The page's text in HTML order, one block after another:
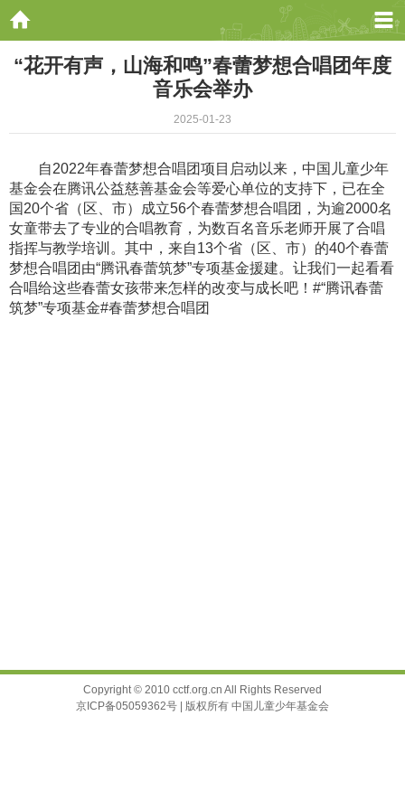
“花开有声，山海和鸣”春蕾梦想合唱团年度
音乐会举办
2025-01-23
自2022年春蕾梦想合唱团项目启动以来，中国儿童少年
基金会在腾讯公益慈善基金会等爱心单位的支持下，已在全
国20个省（区、市）成立56个春蕾梦想合唱团，为逾2000名
女童带去了专业的合唱教育，为数百名音乐老师开展了合唱
指挥与教学培训。其中，来自13个省（区、市）的40个春蕾
梦想合唱团由“腾讯春蕾筑梦”专项基金援建。让我们一起看看
合唱给这些春蕾女孩带来怎样的改变与成长吧！#“腾讯春蕾
筑梦”专项基金#春蕾梦想合唱团
Copyright © 2010 cctf.org.cn All Rights Reserved
京ICP备05059362号 | 版权所有 中国儿童少年基金会